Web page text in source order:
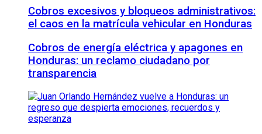
Cobros excesivos y bloqueos administrativos:
el caos en la matrícula vehicular en Honduras
Cobros de energía eléctrica y apagones en
Honduras: un reclamo ciudadano por
transparencia